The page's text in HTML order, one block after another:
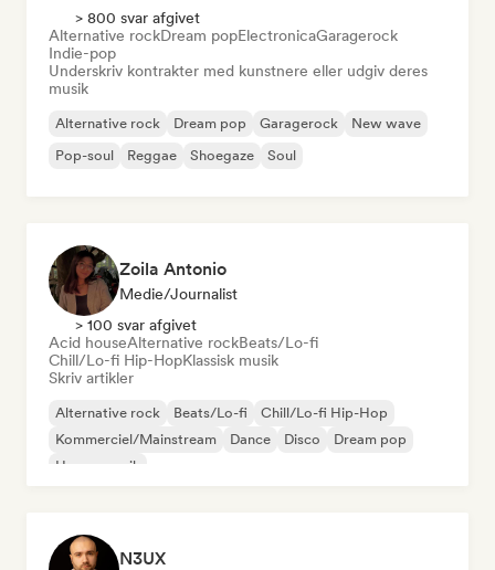
> 800 svar afgivet
Alternative rockDream popElectronicaGaragerock
Indie-pop
Underskriv kontrakter med kunstnere eller udgiv deres
musik
Alternative rock Dream pop Garagerock
New wave
Pop-soul
Reggae Shoegaze Soul
Zoila Antonio
Medie/journalist
> 100 svar afgivet
Acid houseAlternative rockBeats/Lo-fi
Chill/Lo-fi Hip-HopKlassisk musik
Skriv artikler
Alternative rock Beats/Lo-fi
Chill/Lo-fi Hip-Hop
Kommerciel/Mainstream
Dance Disco
Dream pop
House-musik
N3UX